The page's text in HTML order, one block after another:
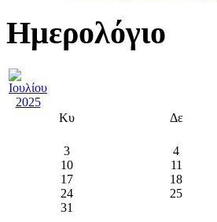
Ημερολόγιο
Κυ Δε
3 4
10
11
17
18
24
25
31